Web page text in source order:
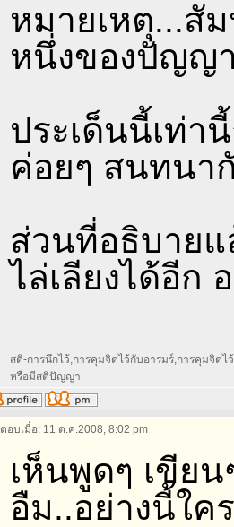
หมายเหตุ...สั
หนึ่งของปัญญ
ประเด็นนี้เท่า
ค่อยๆ สนทนา
ส่วนที่อธิบายแ
ไล่เลียงได้อีก
สติ-การนึกไว้,การคุมจิตไว้กับอารมร์,การคุมจิต
หรือมีสติปัญญา
ตอบเมื่อ: 11 ต.ค.2008, 8:02 pm
เห็นพูดๆ เขีย
อืม..อย่างนี้ใ